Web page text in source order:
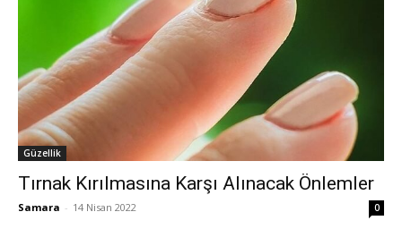
Güzellik
Tırnak Kırılmasına Karşı Alınacak Önlemler
Samara - 14 Nisan 2022 0